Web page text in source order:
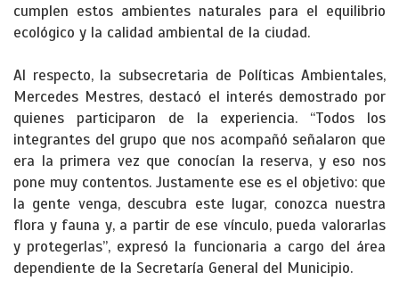
cumplen estos ambientes naturales para el equilibrio
ecológico y la calidad ambiental de la ciudad.
Al respecto, la subsecretaria de Políticas Ambientales,
Mercedes Mestres, destacó el interés demostrado por
quienes participaron de la experiencia. “Todos los
integrantes del grupo que nos acompañó señalaron que
era la primera vez que conocían la reserva, y eso nos
pone muy contentos. Justamente ese es el objetivo: que
la gente venga, descubra este lugar, conozca nuestra
flora y fauna y, a partir de ese vínculo, pueda valorarlas
y protegerlas”, expresó la funcionaria a cargo del área
dependiente de la Secretaría General del Municipio.